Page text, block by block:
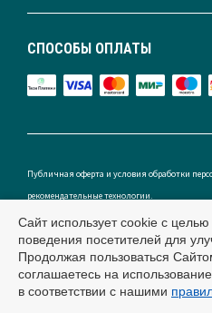
СПОСОБЫ ОПЛАТЫ
Публичная оферта и условия обработки
рекомендательные технологии.
Россия
Сайт использует cookie с целью
поведения посетителей для
Продолжая пользоваться
соглашаетесь на
в соответствии с нашими